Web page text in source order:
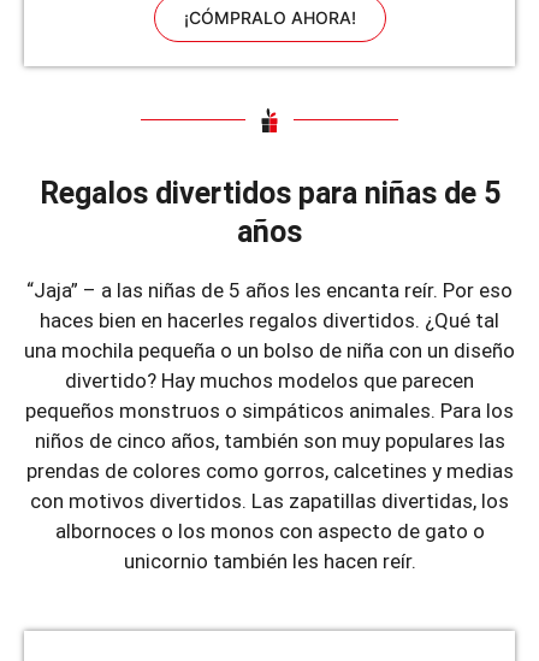
¡CÓMPRALO AHORA!
Regalos divertidos para niñas de 5
años
“Jaja” – a las niñas de 5 años les encanta reír. Por eso
haces bien en hacerles regalos divertidos. ¿Qué tal
una mochila pequeña o un bolso de niña con un diseño
divertido? Hay muchos modelos que parecen
pequeños monstruos o simpáticos animales. Para los
niños de cinco años, también son muy populares las
prendas de colores como gorros, calcetines y medias
con motivos divertidos. Las zapatillas divertidas, los
albornoces o los monos con aspecto de gato o
unicornio también les hacen reír.